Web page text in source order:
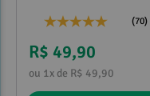
(70)
R$ 49,90
ou 1x de R$ 49,90